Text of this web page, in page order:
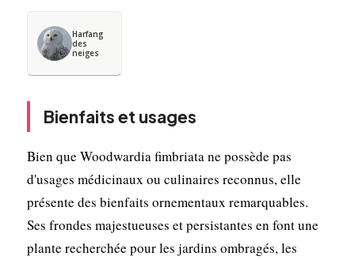
Harfang
des
neiges
Bienfaits et usages
Bien que Woodwardia fimbriata ne possède pas
d'usages médicinaux ou culinaires reconnus, elle
présente des bienfaits ornementaux remarquables.
Ses frondes majestueuses et persistantes en font une
plante recherchée pour les jardins ombragés, les